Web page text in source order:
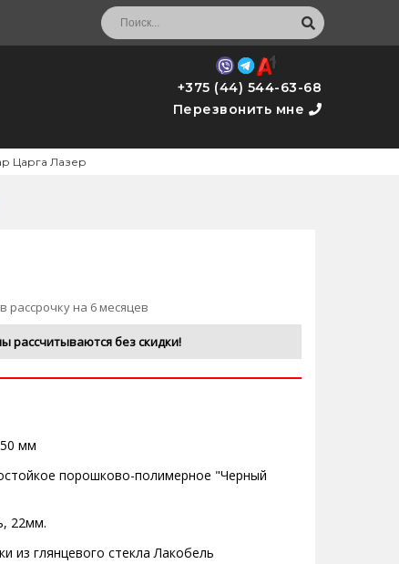
+375 (44) 544-63-68
Перезвонить мне
Царга Лазер
рассрочку на 6 месяцев
рассчитываются без скидки!
мм
порошково-полимерное "Черный
22мм.
из глянцевого стекла Лакобель